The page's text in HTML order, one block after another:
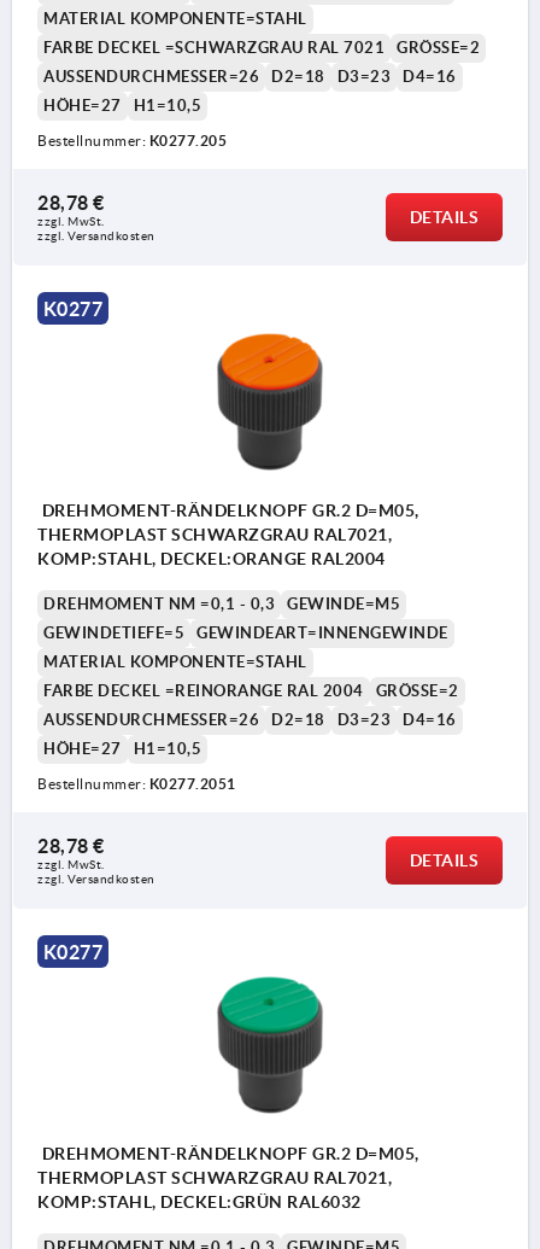
1) Stellschraube zum Einstellen des
MATERIAL KOMPONENTE=STAHL
FARBE DECKEL =SCHWARZGRAU RAL 7021
GRÖSSE=2
AUSSENDURCHMESSER=26
D2=18 D3=23
D4=16
HÖHE=27
H1=10,5
Bestellnummer: K0277.205
28,78 €
zzgl. MwSt.
zzgl. Versandkosten
DETAILS
K0277
DREHMOMENT-RÄNDELKNOPF GR.2 D=M05,
THERMOPLAST SCHWARZGRAU RAL7021,
KOMP:STAHL, DECKEL:ORANGE RAL2004
DREHMOMENT NM =0,1 - 0,3
GEWINDE=M5
GEWINDETIEFE=5
GEWINDEART=INNENGEWINDE
MATERIAL KOMPONENTE=STAHL
FARBE DECKEL =REINORANGE RAL 2004
GRÖSSE=2
AUSSENDURCHMESSER=26
D2=18 D3=23
D4=16
HÖHE=27
H1=10,5
Bestellnummer: K0277.2051
28,78 €
zzgl. MwSt.
zzgl. Versandkosten
DETAILS
K0277
DREHMOMENT-RÄNDELKNOPF GR.2 D=M05,
THERMOPLAST SCHWARZGRAU RAL7021,
KOMP:STAHL, DECKEL:GRÜN RAL6032